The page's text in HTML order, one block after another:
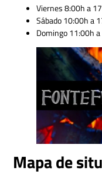
Viernes 8:00h a
Sábado 10:00h a
Domingo 11:00h
Mapa de